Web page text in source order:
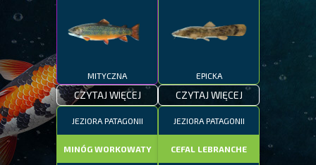
MITYCZNA
CZYTAJ WIĘCEJ
EPICKA
CZYTAJ WIĘCEJ
JEZIORA PATAGONII
MINÓG WORKOWATY
JEZIORA PATAGONII
CEFAL LEBRANCHE